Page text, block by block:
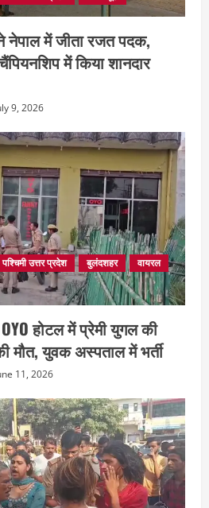
नेपाल में जीता रजत पदक,
में किया शानदार
9, 2026
पश्चिमी उत्तर प्रदेश बुलंदशहर
वायरल
होटल में प्रेमी युगल की
मौत, युवक अस्पताल में भर्ती
11, 2026